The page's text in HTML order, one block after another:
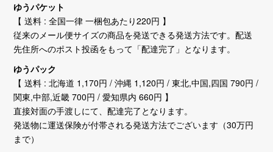
ゆうパケット
【 送料 : 全国一律 一梱包あたり220円 】
従来のメール便サイズの商品を発送できる発送方法です。配送
先住所へのポスト投函をもって「配達完了」となります。
ゆうパック
【 送料 : 北海道 1,170円 / 沖縄 1,120円 / 東北,中国,四国 790円 /
関東,中部,近畿 700円 / 愛知県内 660円 】
直接対面の手渡しにて、配達完了となります。
発送物に運送保険が付帯される発送方法でございます（30万円
まで）